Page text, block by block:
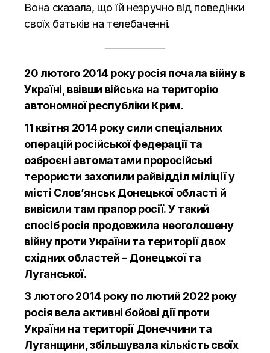
Вона сказала, що їй незручно від поведінки
своїх батьків на телебаченні.
20 лютого 2014 року росія почала війну в
Україні, ввівши війська на територію
автономної республіки Крим.
11 квітня 2014 року сили спеціальних
операцій російської федерації та
озброєні автоматами проросійські
терористи захопили райвідділ міліції у
місті Слов’янськ Донецької області й
вивісили там прапор росії. У такий
спосіб росія продовжила неоголошену
війну проти України та території двох
східних областей – Донецької та
Луганської.
З лютого 2014 року по лютий 2022 року
росія вела активні бойові дії проти
України на території Донеччини та
Луганщини, збільшувала кількість своїх